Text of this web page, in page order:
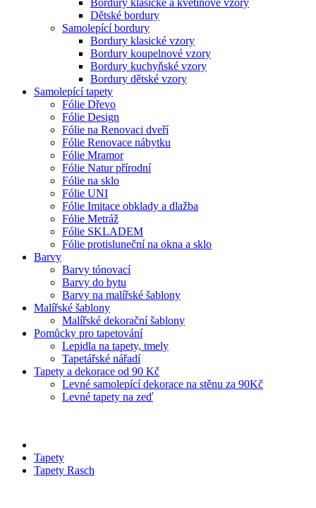
Dětské bordury
Samolepící bordury
Bordury klasické vzory
Bordury koupelnové vzory
Bordury kuchyňské vzory
Bordury dětské vzory
Samolepící tapety
Fólie Dřevo
Fólie Design
Fólie na Renovaci dveří
Fólie Renovace nábytku
Fólie Mramor
Fólie Natur přírodní
Fólie na sklo
Fólie UNI
Fólie Imitace obklady a dlažba
Fólie Metráž
Fólie SKLADEM
Fólie protisluneční na okna a sklo
Barvy
Barvy tónovací
Barvy do bytu
Barvy na malířské šablony
Malířské šablony
Malířské dekorační šablony
Pomůcky pro tapetování
Lepidla na tapety, tmely
Tapetářské nářadí
Tapety a dekorace od 90 Kč
Levné samolepící dekorace na stěnu za 90Kč
Levné tapety na zeď
Tapety
Tapety Rasch